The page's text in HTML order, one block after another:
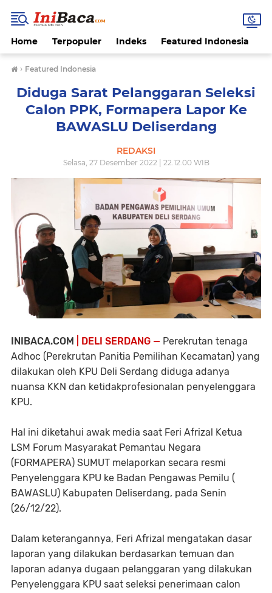
Home Terpopuler Indeks Featured Indonesia
› Featured Indonesia
Diduga Sarat Pelanggaran Seleksi
Calon PPK, Formapera Lapor Ke
BAWASLU Deliserdang
REDAKSI
Selasa, 27 Desember 2022 | 22.12.00 WIB
INIBACA.COM | DELI SERDANG — Perekrutan tenaga
Adhoc (Perekrutan Panitia Pemilihan Kecamatan) yang
dilakukan oleh KPU Deli Serdang diduga adanya
nuansa KKN dan ketidakprofesionalan penyelenggara
KPU.
Hal ini diketahui awak media saat Feri Afrizal Ketua
LSM Forum Masyarakat Pemantau Negara
(FORMAPERA) SUMUT melaporkan secara resmi
Penyelenggara KPU ke Badan Pengawas Pemilu (
BAWASLU) Kabupaten Deliserdang, pada Senin
(26/12/22).
Dalam keterangannya, Feri Afrizal mengatakan dasar
laporan yang dilakukan berdasarkan temuan dan
laporan adanya dugaan pelanggaran yang dilakukan
Penyelenggara KPU saat seleksi penerimaan calon